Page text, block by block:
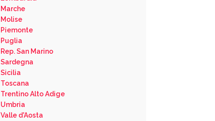
Marche
Molise
Piemonte
Puglia
Rep. San Marino
Sardegna
Sicilia
Toscana
Trentino Alto Adige
Umbria
Valle d'Aosta